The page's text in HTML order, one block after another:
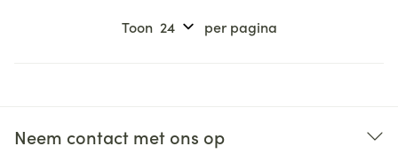
Toon per pagina
Neem contact met ons op